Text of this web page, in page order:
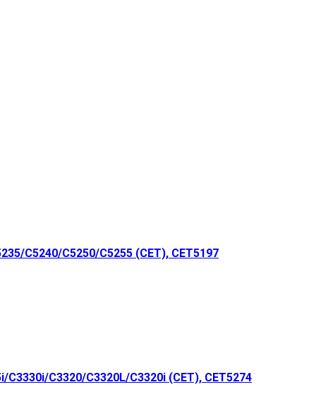
C5240/C5250/C5255 (CET), CET5197
C3330i/C3320/C3320L/C3320i (CET), CET5274